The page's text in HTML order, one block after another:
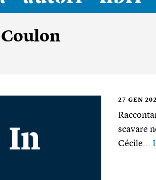
27 GEN
scavare
Cécile...